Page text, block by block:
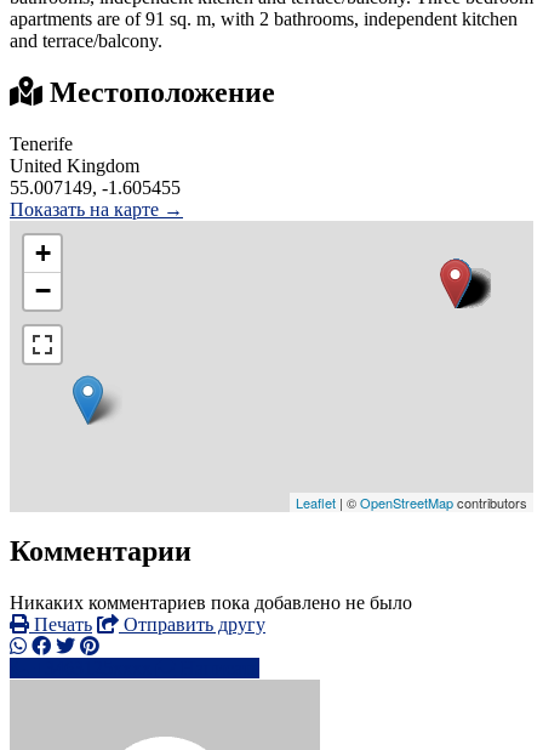
apartments are of 91 sq. m, with 2 bathrooms, independent kitchen
and terrace/balcony.
Местоположение
Tenerife
United Kingdom
55.007149, -1.605455
Показать на карте →
+
−
Leaflet | ©OpenStreetMapcontributors
Комментарии
Никаких комментариев пока добавлено не было
Печать
Отправить другу